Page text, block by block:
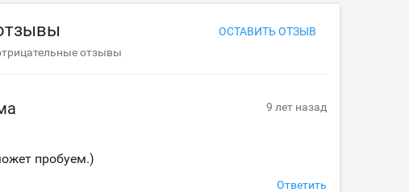
отзывы
ОСТАВИТЬ ОТЗЫВ
9 лет назад
пробуем.)
Ответить